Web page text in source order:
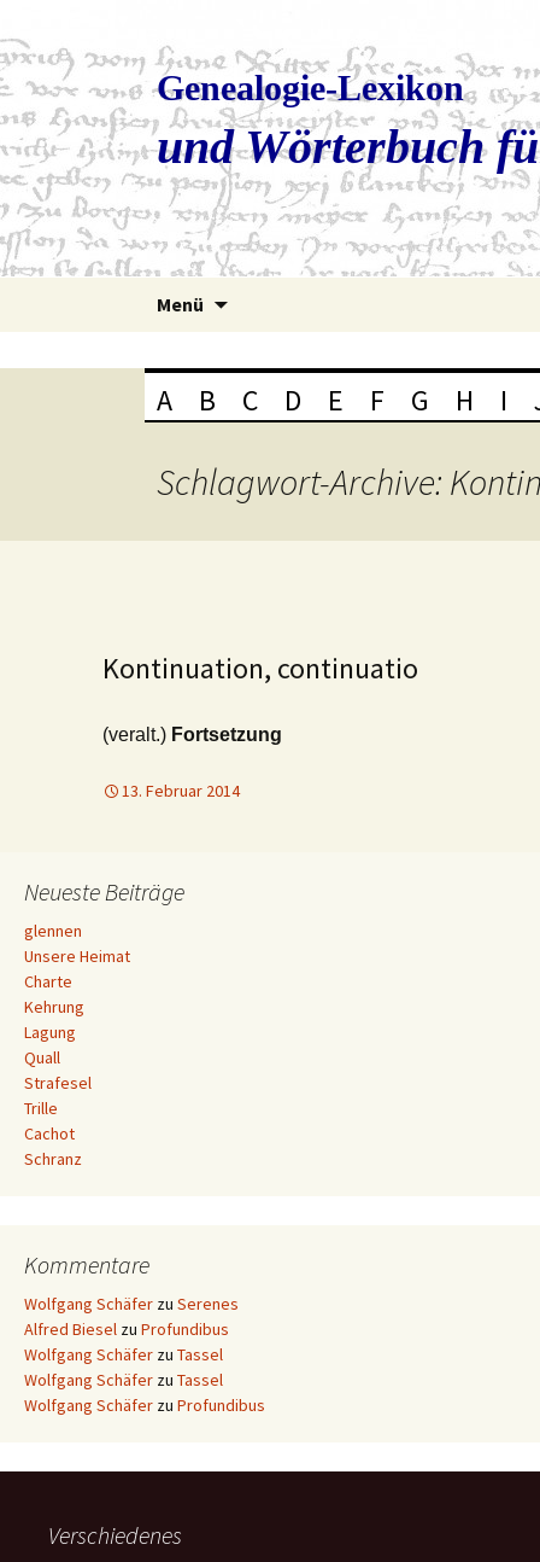
Genealogie-Lexikon
und Wörterbuch
Menü
A B C D E F G H I
Schlagwort-Archive:
Kontinuation, continuatio
(veralt.) Fortsetzung
13. Februar 2014
Neueste Beiträge
glennen
Unsere Heimat
Charte
Kehrung
Lagung
Quall
Strafesel
Trille
Cachot
Schranz
Kommentare
Wolfgang Schäfer zu Serenes
Alfred Biesel zu Profundibus
Wolfgang Schäfer zu Tassel
Wolfgang Schäfer zu Tassel
Wolfgang Schäfer zu Profundibus
Verschiedenes